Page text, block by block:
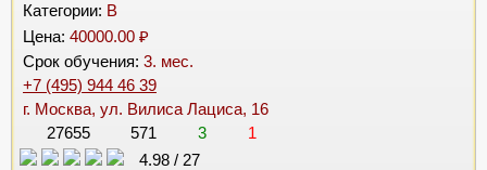
Категории: B
Цена: 40000.00 ₽
Срок обучения: 3. мес.
+7 (495) 944 46 39
г. Москва, ул. Вилиса Лациса, 16
27655
571 3
1
4.98 / 27